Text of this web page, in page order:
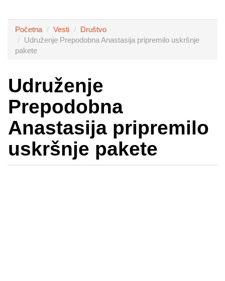
Početna Vesti
Društvo
Udruženje Prepodobna Anastasija pripremilo uskršnje
pakete
Udruženje
Prepodobna
Anastasija pripremilo
uskršnje pakete